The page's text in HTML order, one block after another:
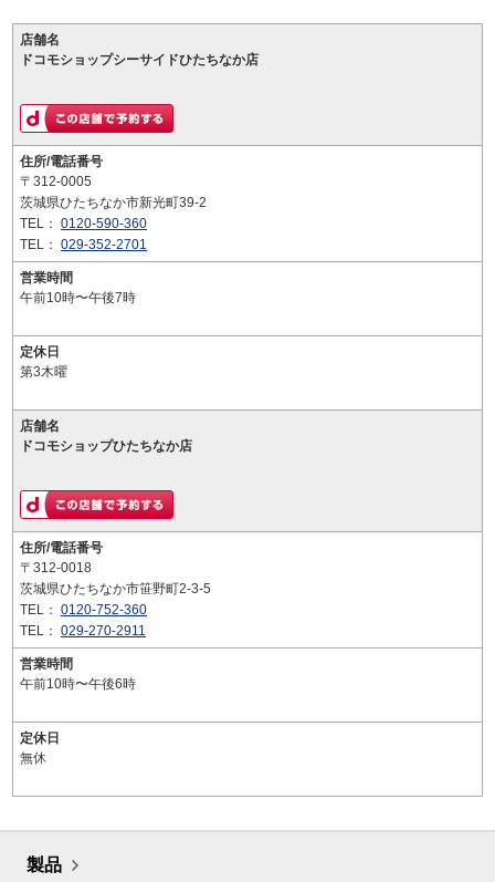
店舗名
ドコモショップシーサイドひたちなか店
住所/電話番号
〒312-0005
茨城県ひたちなか市新光町39-2
TEL： 0120-590-360
TEL： 029-352-2701
営業時間
午前10時〜午後7時
定休日
第3木曜
店舗名
ドコモショップひたちなか店
住所/電話番号
〒312-0018
茨城県ひたちなか市笹野町2-3-5
TEL： 0120-752-360
TEL： 029-270-2911
営業時間
午前10時〜午後6時
定休日
無休
製品